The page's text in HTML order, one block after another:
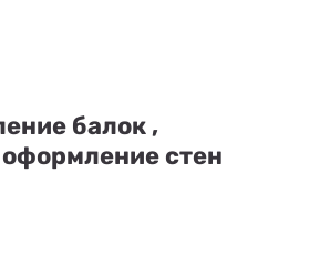
балок ,
стен